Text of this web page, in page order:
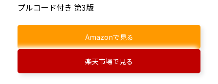
プルコード付き 第3版
Amazonで見る
楽天市場で見る